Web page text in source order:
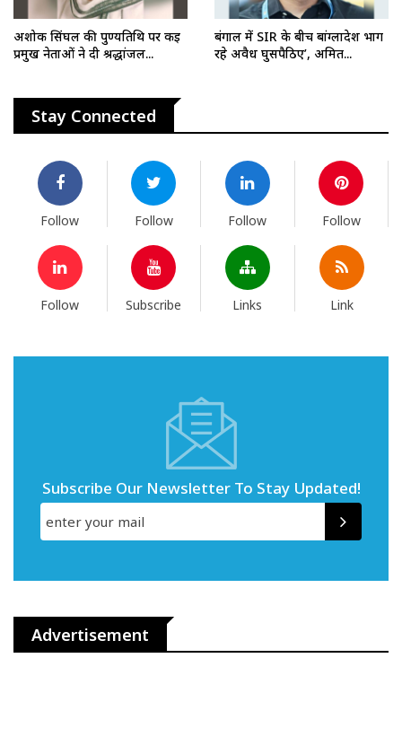
अशोक सिंघल की पुण्यतिथि पर कई
प्रमुख नेताओं ने दी श्रद्धांजल...
बंगाल में SIR के बीच बांग्लादेश भाग
रहे अवैध घुसपैठिए’, अमित...
Stay Connected
Follow Follow Follow Follow
Follow Subscribe Links Link
Subscribe Our Newsletter To Stay Updated!
Advertisement